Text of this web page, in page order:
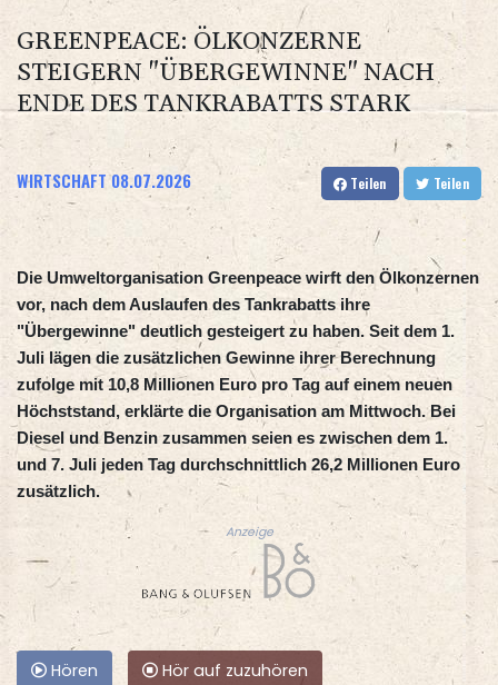
GREENPEACE: ÖLKONZERNE
STEIGERN "ÜBERGEWINNE" NACH
ENDE DES TANKRABATTS STARK
WIRTSCHAFT 08.07.2026 Teilen Teilen
Die Umweltorganisation Greenpeace wirft den Ölkonzernen
vor, nach dem Auslaufen des Tankrabatts ihre
"Übergewinne" deutlich gesteigert zu haben. Seit dem 1.
Juli lägen die zusätzlichen Gewinne ihrer Berechnung
zufolge mit 10,8 Millionen Euro pro Tag auf einem neuen
Höchststand, erklärte die Organisation am Mittwoch. Bei
Diesel und Benzin zusammen seien es zwischen dem 1.
und 7. Juli jeden Tag durchschnittlich 26,2 Millionen Euro
zusätzlich.
Anzeige
Hören Hör auf zuzuhören